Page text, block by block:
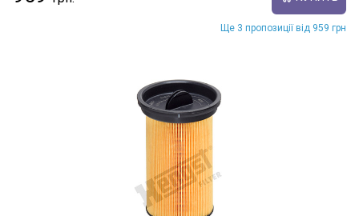
Ще 3 пропозиції від 959 грн